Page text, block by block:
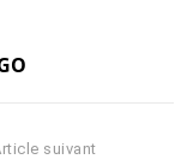
suivant